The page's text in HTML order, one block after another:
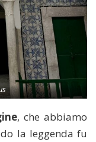
, che abbiamo
la leggenda fu